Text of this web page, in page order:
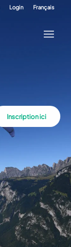
Login Français
Inscription ici